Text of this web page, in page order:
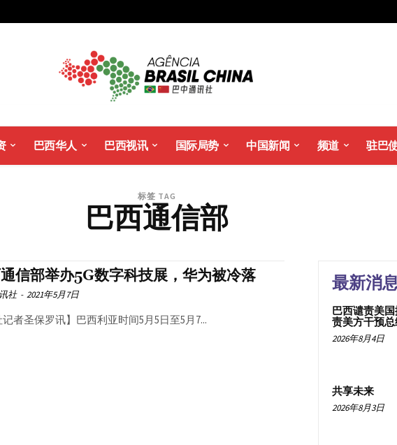
巴西华人 巴西视讯 国际局势 中国新闻 频道 驻巴
标签 TAG
巴西通信部
信部举办5G数字科技展，华为被冷落
社 - 2021年5月7日
记者圣保罗讯】巴西利亚时间5月5日至5月7...
最新消
巴西谴责美
责美方干预
2026年8月4日
共享未来
2026年8月3日